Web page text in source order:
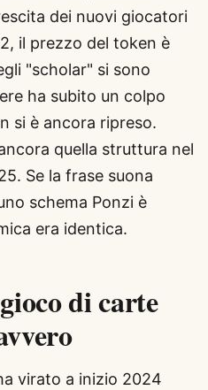
dei nuovi giocatori
il prezzo del token è
"scholar" si sono
ha subito un colpo
si è ancora ripreso.
quella struttura nel
Se la frase suona
schema Ponzi è
era identica.
di carte
virato a inizio 2024